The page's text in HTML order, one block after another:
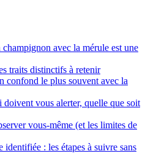
avec la mérule est une
traits distinctifs à retenir
confond le plus souvent avec la
doivent vous alerter, quelle que soit
vous-même (et les limites de
identifiée : les étapes à suivre sans